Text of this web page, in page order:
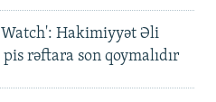
Hakimiyyət Əli
rəftara son qoymalıdır